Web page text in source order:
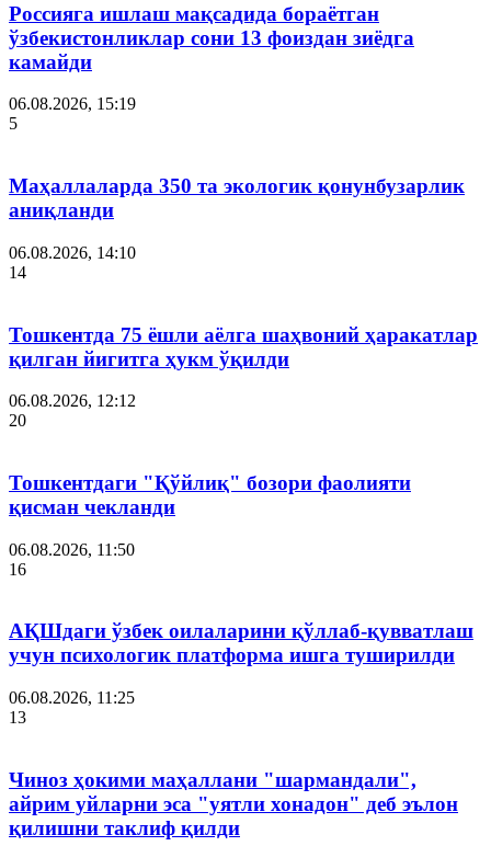
Россияга ишлаш мақсадида бораётган
ўзбекистонликлар сони 13 фоиздан зиёдга
камайди
06.08.2026, 15:19
5
Маҳаллаларда 350 та экологик қонунбузарлик
аниқланди
06.08.2026, 14:10
14
Тошкентда 75 ёшли аёлга шаҳвоний ҳаракатлар
қилган йигитга ҳукм ўқилди
06.08.2026, 12:12
20
Тошкентдаги "Қўйлиқ" бозори фаолияти
қисман чекланди
06.08.2026, 11:50
16
АҚШдаги ўзбек оилаларини қўллаб-қувватлаш
учун психологик платформа ишга туширилди
06.08.2026, 11:25
13
Чиноз ҳокими маҳаллани "шармандали",
айрим уйларни эса "уятли хонадон" деб эълон
қилишни таклиф қилди